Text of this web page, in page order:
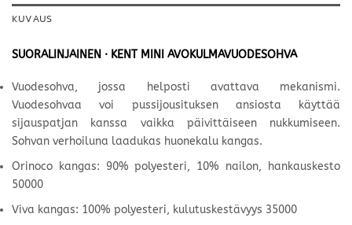
KUVAUS
SUORALINJAINEN · KENT MINI AVOKULMAVUODESOHVA
Vuodesohva, jossa helposti avattava mekanismi.
Vuodesohvaa voi pussijousituksen ansiosta käyttää
sijauspatjan kanssa vaikka päivittäiseen nukkumiseen.
Sohvan verhoiluna laadukas huonekalu kangas.
Orinoco kangas: 90% polyesteri, 10% nailon, hankauskesto
50000
Viva kangas: 100% polyesteri, kulutuskestävyys 35000